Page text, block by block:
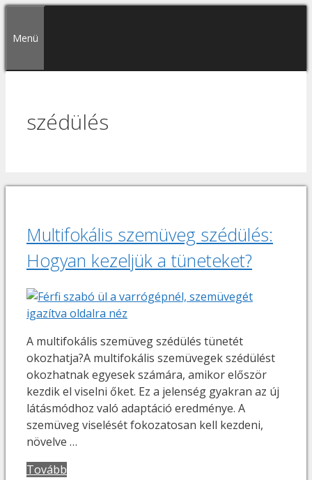
tartalomba
Menü
szédülés
Multifokális szemüveg szédülés:
Hogyan kezeljük a tüneteket?
A multifokális szemüveg szédülés tünetét
okozhatja?A multifokális szemüvegek szédülést
okozhatnak egyesek számára, amikor először
kezdik el viselni őket. Ez a jelenség gyakran az új
látásmódhoz való adaptáció eredménye. A
szemüveg viselését fokozatosan kell kezdeni,
növelve …
Tovább